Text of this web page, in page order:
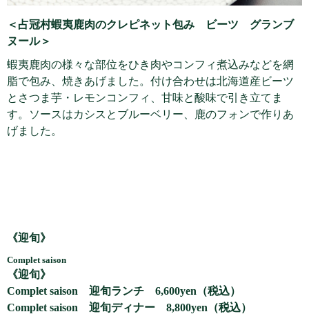
＜占冠村蝦夷鹿肉のクレピネット包み ビーツ グランブ
ヌール＞
蝦夷鹿肉の様々な部位をひき肉やコンフィ煮込みなどを網
脂で包み、焼きあげました。付け合わせは北海道産ビーツ
とさつま芋・レモンコンフィ、甘味と酸味で引き立てま
す。ソースはカシスとブルーベリー、鹿のフォンで作りあ
げました。
《迎旬》
Complet saison
《迎旬》
Complet saison 迎旬ランチ 6,600yen（税込）
Complet saison 迎旬ディナー 8,800yen（税込）